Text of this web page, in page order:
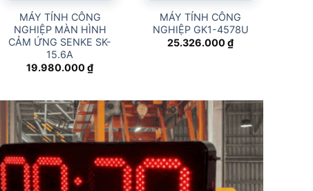
MÁY TÍNH CÔNG
NGHIỆP MÀN HÌNH
CẢM ỨNG SENKE SK-
15.6A
19.980.000₫
MÁY TÍNH CÔNG
NGHIỆP GK1-4578U
25.326.000₫